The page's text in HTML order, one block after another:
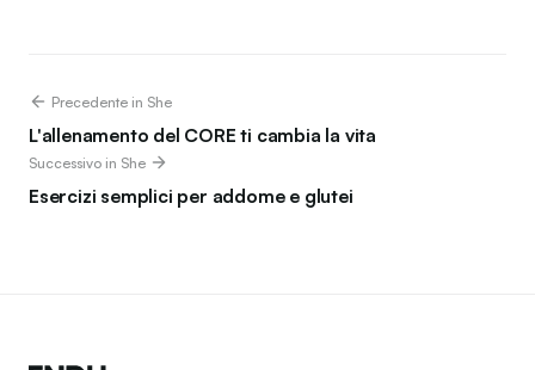
Precedente in She
L'allenamento del CORE ti cambia la vita
Successivo in She
Esercizi semplici per addome e glutei